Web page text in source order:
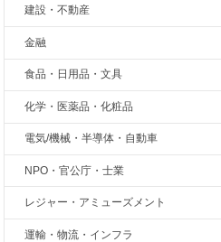
建設・不動産
金融
食品・日用品・文具
化学・医薬品・化粧品
電気/機械・半導体・自動車
NPO・官公庁・士業
レジャー・アミューズメント
運輸・物流・インフラ